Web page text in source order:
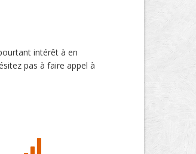
intérêt à en
pas à faire appel à